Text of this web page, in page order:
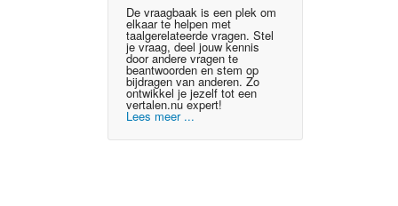
De vraagbaak is een plek om
elkaar te helpen met
taalgerelateerde vragen. Stel
je vraag, deel jouw kennis
door andere vragen te
beantwoorden en stem op
bijdragen van anderen. Zo
ontwikkel je jezelf tot een
vertalen.nu expert!
Lees meer ...